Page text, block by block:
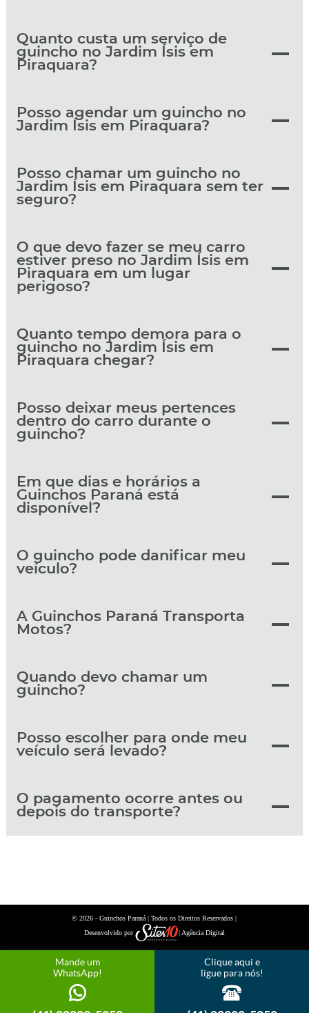
Quanto custa um serviço de
guincho no Jardim Ísis em
Piraquara?
Posso agendar um guincho no
Jardim Ísis em Piraquara?
Posso chamar um guincho no
Jardim Ísis em Piraquara sem ter
seguro?
O que devo fazer se meu carro
estiver preso no Jardim Ísis em
Piraquara em um lugar
perigoso?
Quanto tempo demora para o
guincho no Jardim Ísis em
Piraquara chegar?
Posso deixar meus pertences
dentro do carro durante o
guincho?
Em que dias e horários a
Guinchos Paraná está
disponível?
O guincho pode danificar meu
veículo?
A Guinchos Paraná Transporta
Motos?
Quando devo chamar um
guincho?
Posso escolher para onde meu
veículo será levado?
O pagamento ocorre antes ou
depois do transporte?
© 2026 -Guinchos Paraná | Todos os Direitos Reservados |
Desenvolvido por
| Agência Digital
Mande um
WhatsApp!
Clique aqui e
ligue para nós!